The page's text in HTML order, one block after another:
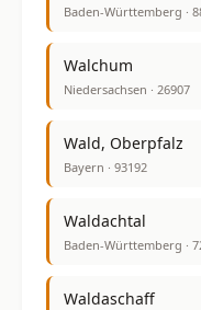
Baden-Württemberg ·
Walchum
Niedersachsen · 26907
Wald, Oberpfalz
Bayern · 93192
Waldachtal
Baden-Württemberg ·
Waldaschaff